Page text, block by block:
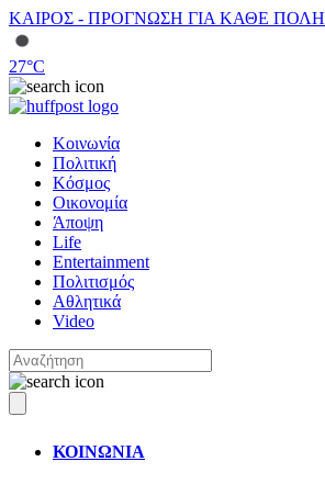
ΚΑΙΡΟΣ - ΠΡΟΓΝΩΣΗ ΓΙΑ ΚΑΘΕ ΠΟΛΗ
27°C
Κοινωνία
Πολιτική
Κόσμος
Οικονομία
Άποψη
Life
Entertainment
Πολιτισμός
Αθλητικά
Video
ΚΟΙΝΩΝΙΑ